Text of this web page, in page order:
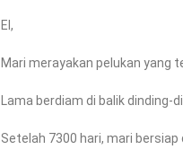
El,
Mari merayakan pelukan yang
Lama berdiam di balik dinding-
Setelah 7300 hari, mari bersiap